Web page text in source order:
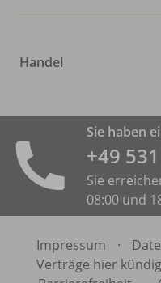
Handel
Sie haben
+49
Sie
08:00 und
Impressum ·
Verträge hier